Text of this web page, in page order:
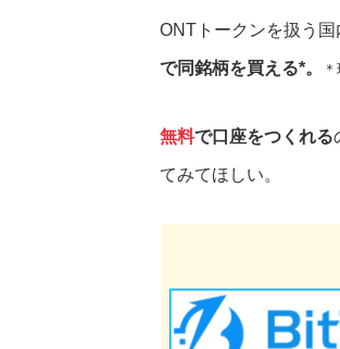
ONTトークンを扱う
で同銘柄を買える*。
無料で口座をつくれる
てみてほしい。